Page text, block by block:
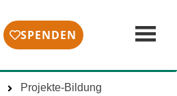
SPENDEN
Projekte-Bildung